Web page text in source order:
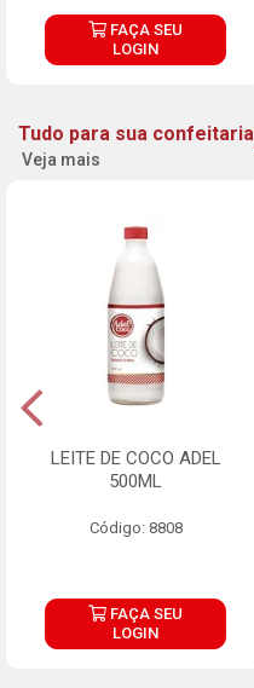
FAÇA SEU
LOGIN
Tudo para sua confeitaria
Veja mais
LEITE DE COCO ADEL
500ML
Código: 8808
FAÇA SEU
LOGIN